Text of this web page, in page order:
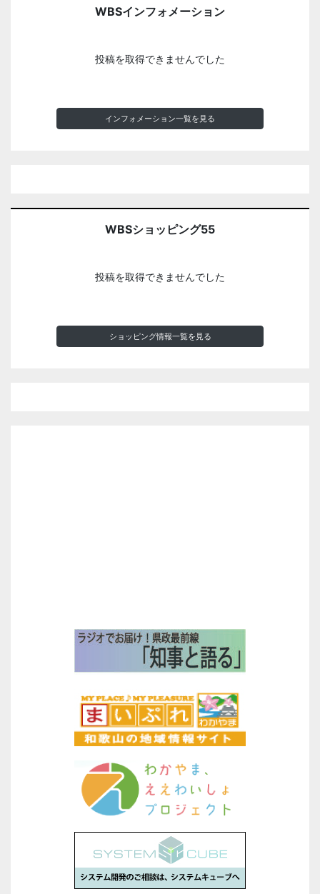
WBSインフォメーション
投稿を取得できませんでした
インフォメーション一覧を見る
WBSショッピング55
投稿を取得できませんでした
ショッピング情報一覧を見る